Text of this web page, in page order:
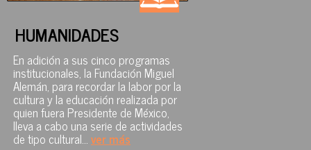
HUMANIDADES
En adición a sus cinco programas
institucionales, la Fundación Miguel
Alemán, para recordar la labor por la
cultura y la educación realizada por
quien fuera Presidente de México,
lleva a cabo una serie de actividades
de tipo cultural...ver más